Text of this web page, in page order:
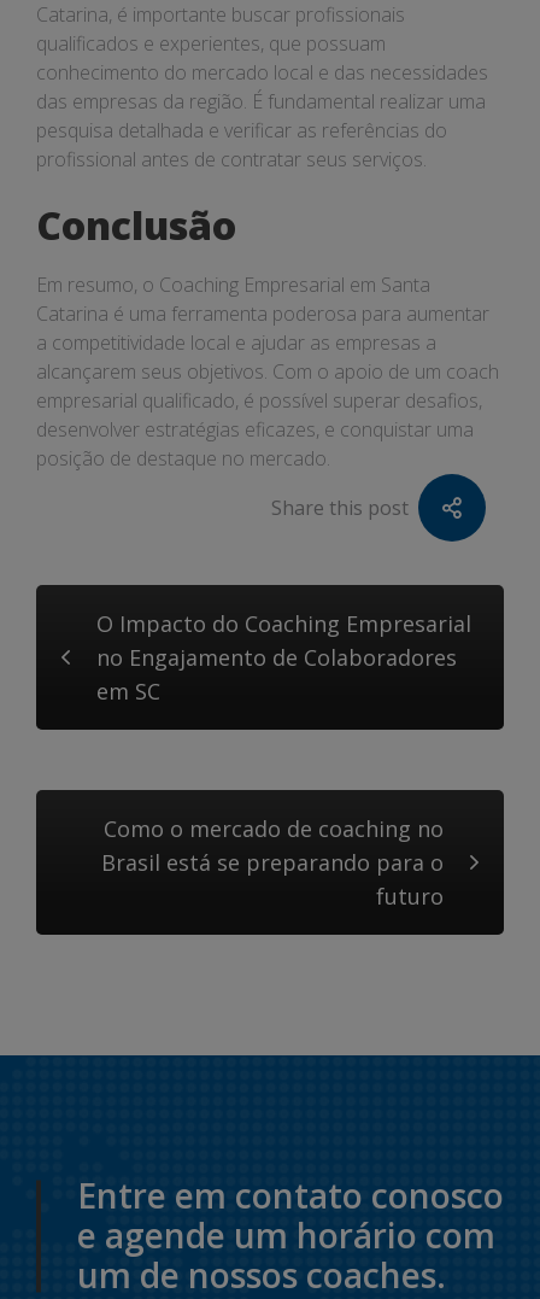
Catarina, é importante buscar profissionais
qualificados e experientes, que possuam
conhecimento do mercado local e das necessidades
das empresas da região. É fundamental realizar uma
pesquisa detalhada e verificar as referências do
profissional antes de contratar seus serviços.
Conclusão
Em resumo, o Coaching Empresarial em Santa
Catarina é uma ferramenta poderosa para aumentar
a competitividade local e ajudar as empresas a
alcançarem seus objetivos. Com o apoio de um coach
empresarial qualificado, é possível superar desafios,
desenvolver estratégias eficazes, e conquistar uma
posição de destaque no mercado.
Share this post
O Impacto do Coaching Empresarial
no Engajamento de Colaboradores
em SC
Como o mercado de coaching no
Brasil está se preparando para o
futuro
Entre em contato conosco
e agende um horário com
um de nossos coaches.